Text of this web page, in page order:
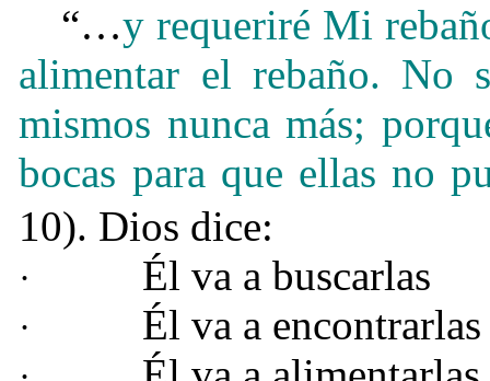
“…y requeriré Mi
alimentar el rebaño. No
mismos nunca más;
bocas para que ellas no
10). Dios dice:
· Él va a buscarlas
· Él va a encontrarlas